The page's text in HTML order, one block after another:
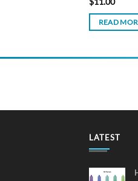
READ
LATEST